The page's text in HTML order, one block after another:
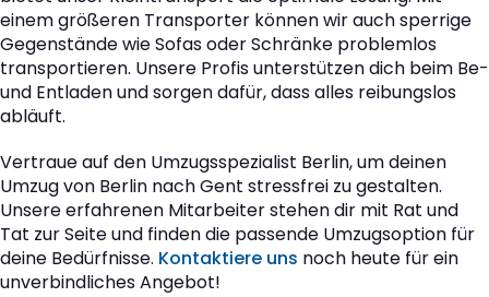
einem größeren Transporter können wir auch sperrige
Gegenstände wie Sofas oder Schränke problemlos
transportieren. Unsere Profis unterstützen dich beim Be-
und Entladen und sorgen dafür, dass alles reibungslos
abläuft.
Vertraue auf den Umzugsspezialist Berlin, um deinen
Umzug von Berlin nach Gent stressfrei zu gestalten.
Unsere erfahrenen Mitarbeiter stehen dir mit Rat und
Tat zur Seite und finden die passende Umzugsoption für
deine Bedürfnisse. Kontaktiere uns noch heute für ein
unverbindliches Angebot!